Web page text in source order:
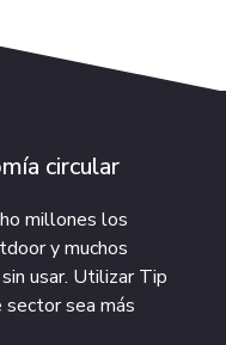
circular
millones los
y muchos
usar. Utilizar Tip
sea más